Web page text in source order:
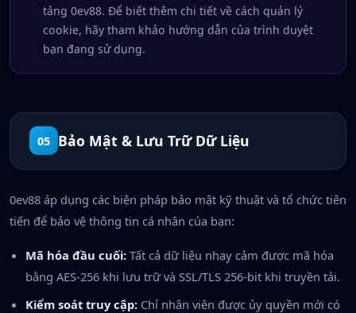
tảng 0ev88. Để biết thêm chi tiết về cách quản lý
cookie, hãy tham khảo hướng dẫn của trình duyệt
bạn đang sử dụng.
05 Bảo Mật & Lưu Trữ Dữ Liệu
0ev88 áp dụng các biện pháp bảo mật kỹ thuật và tổ chức tiên
tiến để bảo vệ thông tin cá nhân của bạn:
Mã hóa đầu cuối: Tất cả dữ liệu nhạy cảm được mã hóa
bằng AES-256 khi lưu trữ và SSL/TLS 256-bit khi truyền tải.
Kiểm soát truy cập: Chỉ nhân viên được ủy quyền mới có